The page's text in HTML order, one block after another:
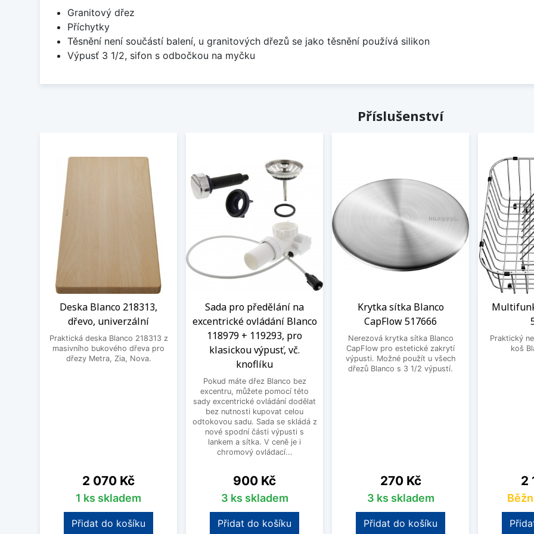
Granitový dřez
Příchytky
Těsnění není součástí balení, u granitových dřezů se jako těsnění používá silikon
Výpusť 3 1/2, sifon s odbočkou na myčku
Příslušenství
Deska Blanco 218313,
dřevo, univerzální
Praktická deska Blanco 218313 z
masivního bukového dřeva pro
dřezy Metra, Zia, Nova.
Cena
2 070 Kč
1 ks skladem
Přidat do košíku
Sada pro předělání na
excentrické ovládání Blanco
118979 + 119293, pro
klasickou výpusť, vč.
knoflíku
Pokud máte dřez Blanco bez
excentru, můžete pomocí této
sady excentrické ovládání dodělat
bez nutnosti kupovat celou
odtokovou sadu. Sada se skládá z
nové spodní části výpusti s
lankem a sítka. V ceně je i
chromový ovládací...
Cena
900 Kč
3 ks skladem
Přidat do košíku
Krytka sítka Blanco
CapFlow 517666
Nerezová krytka sítka Blanco
CapFlow pro estetické zakrytí
výpusti. Možné použít u všech
dřezů Blanco s 3 1/2 výpustí.
Cena
270 Kč
3 ks skladem
Přidat do košíku
Praktický
koš
2